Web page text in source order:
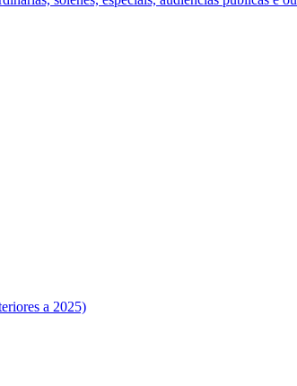
a 2025)